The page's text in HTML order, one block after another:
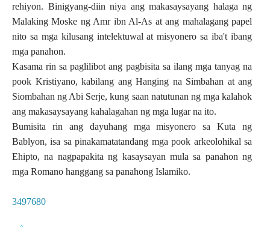
rehiyon. Binigyang-diin niya ang makasaysayang halaga ng
Malaking Moske ng Amr ibn Al-As at ang mahalagang papel
nito sa mga kilusang intelektuwal at misyonero sa iba't ibang
mga panahon.
Kasama rin sa paglilibot ang pagbisita sa ilang mga tanyag na
pook Kristiyano, kabilang ang Hanging na Simbahan at ang
Siombahan ng Abi Serje, kung saan natutunan ng mga kalahok
ang makasaysayang kahalagahan ng mga lugar na ito.
Bumisita rin ang dayuhang mga misyonero sa Kuta ng
Bablyon, isa sa pinakamatatandang mga pook arkeolohikal sa
Ehipto, na nagpapakita ng kasaysayan mula sa panahon ng
mga Romano hanggang sa panahong Islamiko.
3497680